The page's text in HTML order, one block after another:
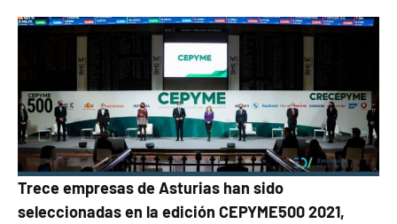
Trece empresas de Asturias han sido
seleccionadas en la edición CEPYME500 2021,